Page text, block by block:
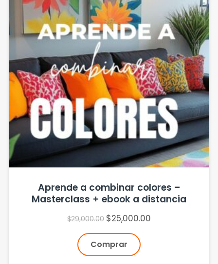
Aprende a combinar colores –
Masterclass + ebook a distancia
$29,000.00 $25,000.00
Comprar